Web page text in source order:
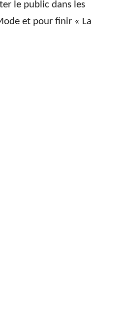
le public dans les
et pour finir « La